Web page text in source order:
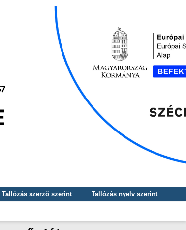
Tallózás szerző szerint
Tallózás nyelv szerint